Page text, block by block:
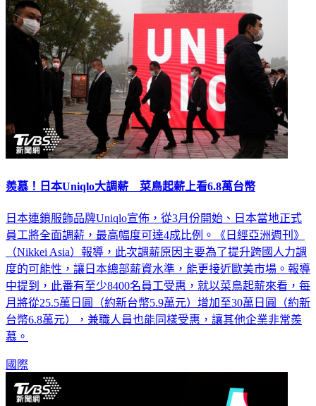
羨慕！日本Uniqlo大調薪 菜鳥起薪上看6.8萬台幣
日本連鎖服飾品牌Uniqlo宣佈，從3月份開始、日本當地正式
員工將全面調薪，最高幅度可達4成比例。《日經亞洲週刊》
（Nikkei Asia）報導，此次調薪原因主要為了提升跨國人力調
度的可能性，讓日本總部薪資水準，能更接近歐美市場。報導
中提到，此番有至少8400名員工受惠，就以菜鳥起薪來看，每
月將從25.5萬日圓（約新台幣5.9萬元）增加至30萬日圓（約新
台幣6.8萬元），兼職人員也能同樣受惠，讓其他企業非常羨
慕。
國際